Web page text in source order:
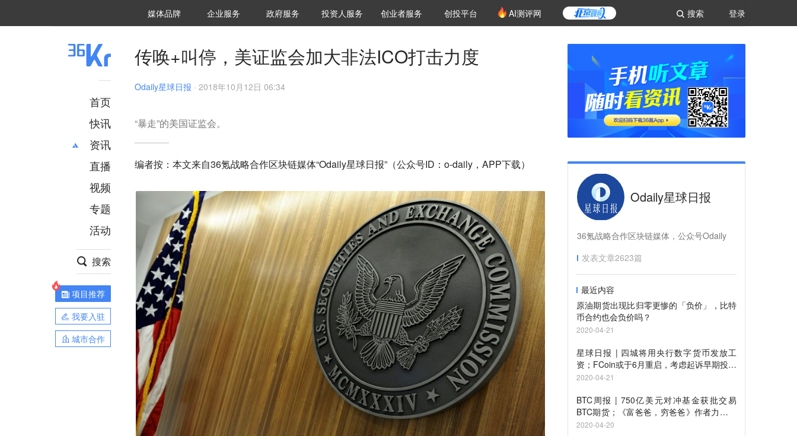
登录
搜索
媒体品牌 36Kr研究院
企业服务 城市之窗
政府服务 VClub投资机构库
投资机构职位推介
投资人服务 创投氪堂
创业者服务 创投平台 AI测评网
首页
快讯
资讯
推荐
财经
项目推荐
安徽
直播
视频
专题
活动
搜索
项目推荐
我要入驻
城市合作
传唤+叫停，美证监会加大非法ICO打击力度
Odaily星球日报 · 2018年10月12日 06:34
“暴走”的美国证监会。
编者按：本文来自36氪战略合作区块链媒体“Odaily星球日报”（公众号ID：o-daily，APP下载）
Odaily星球日报
36氪战略合作区块链媒体，公众号Odaily
发表文章2623篇
最近内容
原油期货出现比归零更惨的「负价」，比特
币合约也会负价吗？
2020-04-21
星球日报 | 四城将用央行数字货币发放工
资；FCoin或于6月重启，考虑起诉早期投资
者
2020-04-21
BTC周报 | 750亿美元对冲基金获批交易
BTC期货；《富爸爸，穷爸爸》作者力荐比
2020-04-20